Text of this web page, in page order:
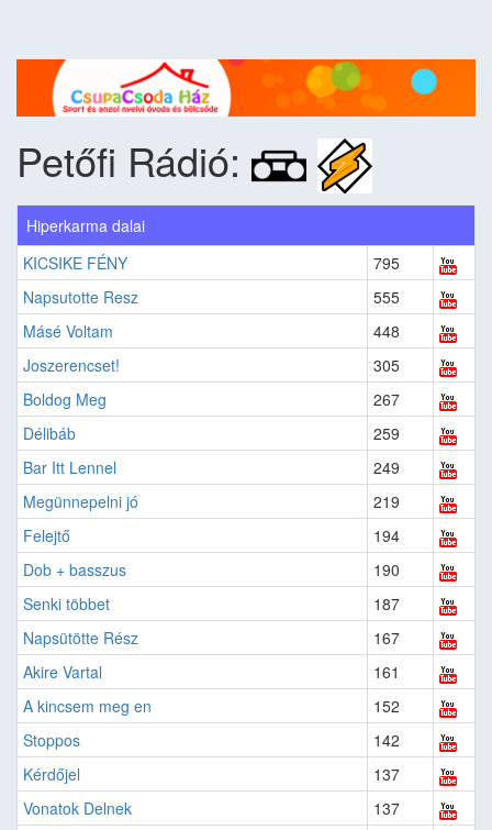
Petőfi Rádió:
Hiperkarma dalai
KICSIKE FÉNY
795
Napsutotte Resz
555
Másé Voltam
448
Joszerencset!
305
Boldog Meg
267
Délibáb
259
Bar Itt Lennel
249
Megünnepelni jó
219
Felejtő
194
Dob + basszus
190
Senki többet
187
Napsütötte Rész
167
Akire Vartal
161
A kincsem meg en
152
Stoppos
142
Kérdőjel
137
Vonatok Delnek
137